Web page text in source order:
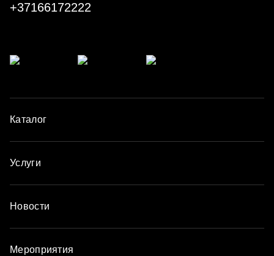
+37166172222
Каталог
Услуги
Новости
Мероприятия